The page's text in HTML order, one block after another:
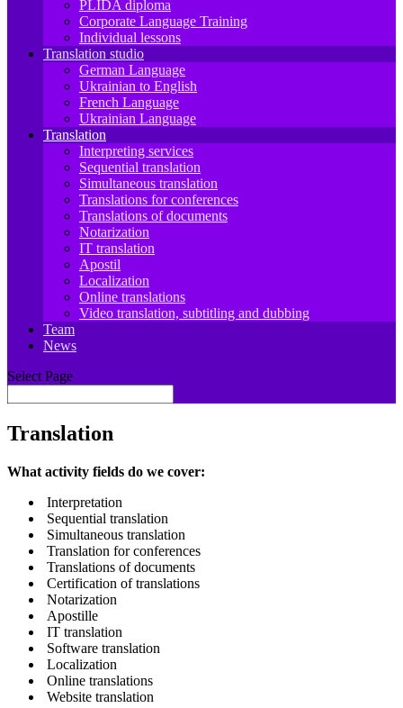
PLIDA diploma
Corporate Language Training
Individual lessons
Translation studio
German Language
Ukrainian to English
French Language
Ukrainian Language
Translation
Interpreting services
Sequential translation
Simultaneous translation
Translations for conferences
Translations of documents
Notarization
IT translation
Apostil
Localization
Online translations
Video translation, subtitling and dubbing
Team
News
Select Page
Translation
What activity fields do we cover:
Interpretation
Sequential translation
Simultaneous translation
Translation for conferences
Translations of documents
Certification of translations
Notarization
Apostille
IT translation
Software translation
Localization
Online translations
Website translation